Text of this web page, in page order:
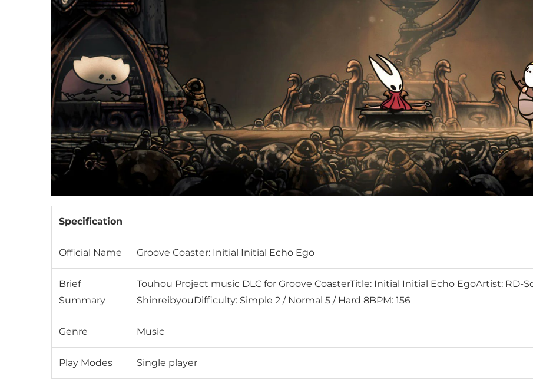
Specification
Official Name Groove Coaster: Initial Initial Echo Ego
Brief
Summary
Touhou Project music DLC for Groove CoasterTitle: Initial Initial Echo EgoArtist: RD-
ShinreibyouDifficulty: Simple 2 / Normal 5 / Hard 8BPM: 156
Genre Music
Play Modes Single player